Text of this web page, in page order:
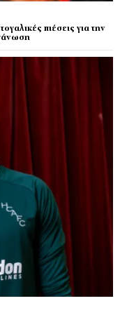
πιέσεις για την